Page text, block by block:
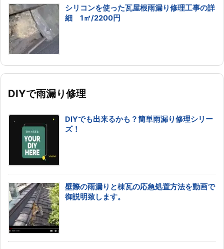
シリコンを使った瓦屋根雨漏り修理工事の詳
細 1㎡/2200円
DIYで雨漏り修理
DIYでも出来るかも？簡単雨漏り修理シリー
ズ！
壁際の雨漏りと棟瓦の応急処置方法を動画で
御説明致します。